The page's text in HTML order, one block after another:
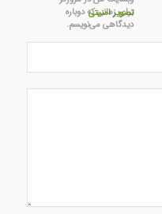
برای زمانی که دوباره
دیدگاهی می‌نویسم.
تصویر امنیتی